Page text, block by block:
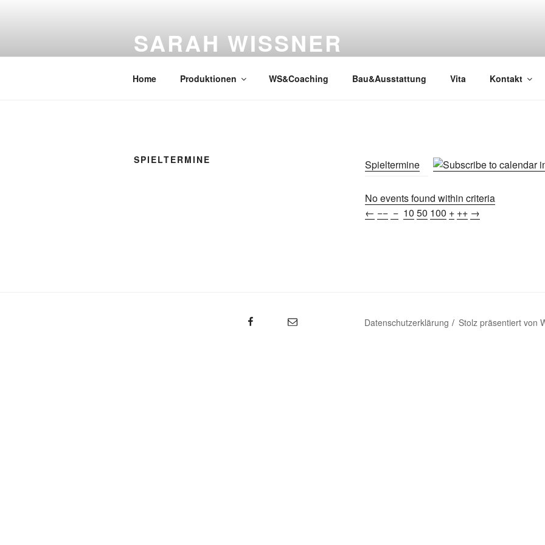
SARAH WISSNER
Home Produktionen WS&Coaching Bau&Ausstattung Vita Kontakt
SPIELTERMINE Spieltermine
No events found within criteria
← −− − 10 50 100 + ++ →
emal Datenschutzerklärung Stolz präsentiert von